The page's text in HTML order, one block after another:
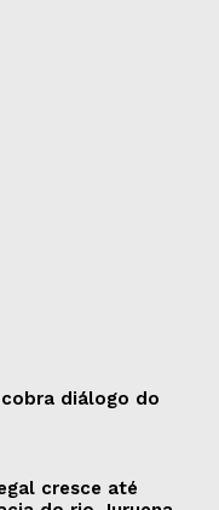
diálogo do
cresce até